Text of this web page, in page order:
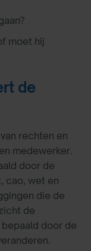
moet hij
de
rechten en
medewerker.
door de
cao, wet en
die de
de
door de